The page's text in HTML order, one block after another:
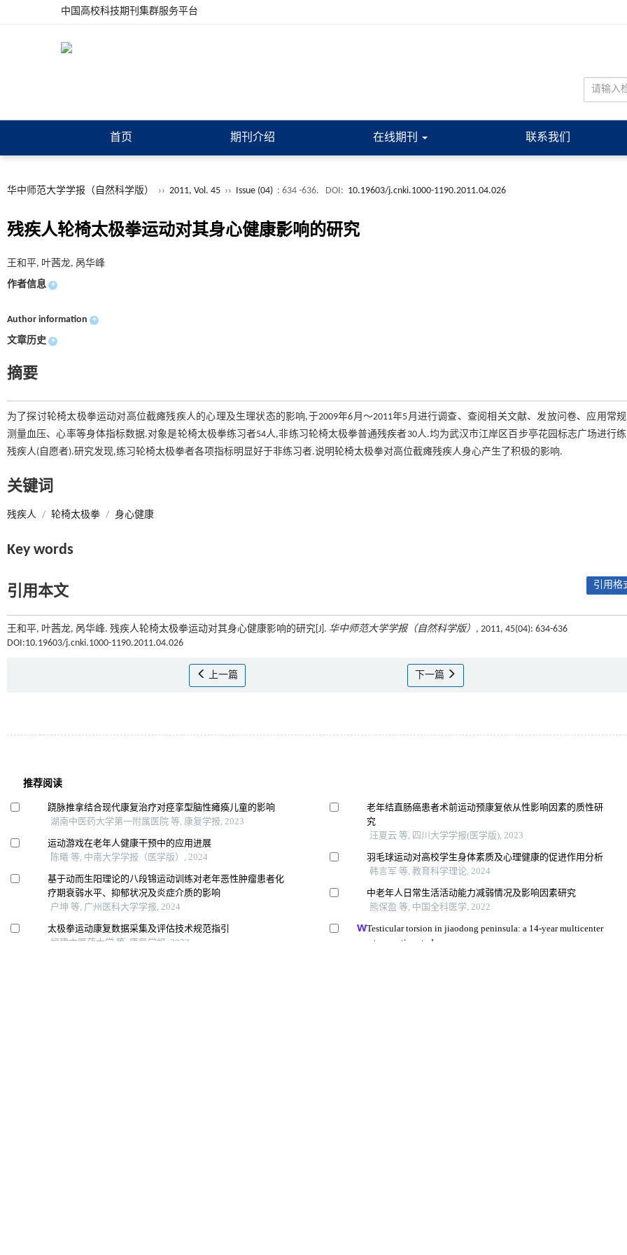
中国高校科技期刊集群服务平台
首页 期刊介绍 在线期刊 联系我们
华中师范大学学报（自然科学版） ›› 2011, Vol. 45 ›› Issue (04) : 634 -636. DOI: 10.19603/j.cnki.1000-1190.2011.04.026
残疾人轮椅太极拳运动对其身心健康影响的研究
王和平, 叶茜龙, 呙华峰
作者信息 +
Author information +
文章历史 +
摘要
为了探讨轮椅太极拳运动对高位截瘫残疾人的心理及生理状态的影响,于2009年6月～2011年5月进行调查、查阅相关文献、发放问卷、应用常
测量血压、心率等身体指标数据.对象是轮椅太极拳练习者54人,非练习轮椅太极拳普通残疾者30人.均为武汉市江岸区百步亭花园标志广场进行
残疾人(自愿者).研究发现,练习轮椅太极拳者各项指标明显好于非练习者.说明轮椅太极拳对高位截瘫残疾人身心产生了积极的影响.
关键词
残疾人 / 轮椅太极拳 / 身心健康
Key words
引用本文 引用格
王和平, 叶茜龙, 呙华峰. 残疾人轮椅太极拳运动对其身心健康影响的研究[J]. 华中师范大学学报（自然科学版） , 2011, 45(04): 634-636
DOI:10.19603/j.cnki.1000-1190.2011.04.026
上一篇 下一篇